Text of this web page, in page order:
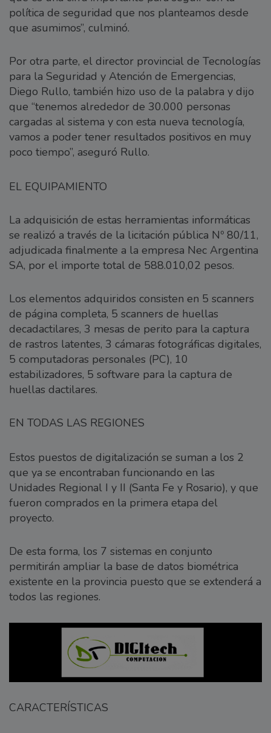
política de seguridad que nos planteamos desde
que asumimos”, culminó.
Por otra parte, el director provincial de Tecnologías
para la Seguridad y Atención de Emergencias,
Diego Rullo, también hizo uso de la palabra y dijo
que “tenemos alrededor de 30.000 personas
cargadas al sistema y con esta nueva tecnología,
vamos a poder tener resultados positivos en muy
poco tiempo”, aseguró Rullo.
EL EQUIPAMIENTO
La adquisición de estas herramientas informáticas
se realizó a través de la licitación pública Nº 80/11,
adjudicada finalmente a la empresa Nec Argentina
SA, por el importe total de 588.010,02 pesos.
Los elementos adquiridos consisten en 5 scanners
de página completa, 5 scanners de huellas
decadactilares, 3 mesas de perito para la captura
de rastros latentes, 3 cámaras fotográficas digitales,
5 computadoras personales (PC), 10
estabilizadores, 5 software para la captura de
huellas dactilares.
EN TODAS LAS REGIONES
Estos puestos de digitalización se suman a los 2
que ya se encontraban funcionando en las
Unidades Regional I y II (Santa Fe y Rosario), y que
fueron comprados en la primera etapa del
proyecto.
De esta forma, los 7 sistemas en conjunto
permitirán ampliar la base de datos biométrica
existente en la provincia puesto que se extenderá a
todos las regiones.
CARACTERÍSTICAS